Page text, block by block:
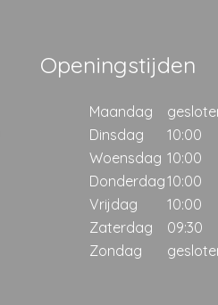
Openingstijden
Maandag
Dinsdag
10:00
Woensdag 10:00
Donderdag10:00
Vrijdag
10:00
Zaterdag
09:30
Zondag